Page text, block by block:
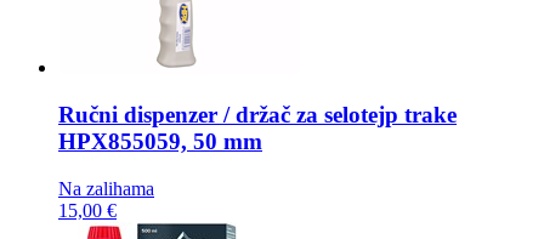
Ručni dispenzer / držač za selotejp trake
HPX855059, 50 mm
Na zalihama
15,00 €